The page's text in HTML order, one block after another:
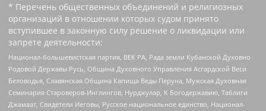
* Перечень общественных объединений и религиозных
организаций в отношении которых судом принято
вступившее в законную силу решение о ликвидации или
запрете деятельности:
Национал-большевистская партия, ВЕК РА, Рада земли Кубанской Духовно
Родовой Державы Русь, Община Духовного Управления Асгардской Веси
Беловодья, Славянская Община Капища Веды Перуна, Мужская Духовная
Семинария Староверов-Инглингов, Нурджулар, К Богодержавию, Таблиги
Джамаат, Свидетели Иеговы, Русское национальное единство, Национал-